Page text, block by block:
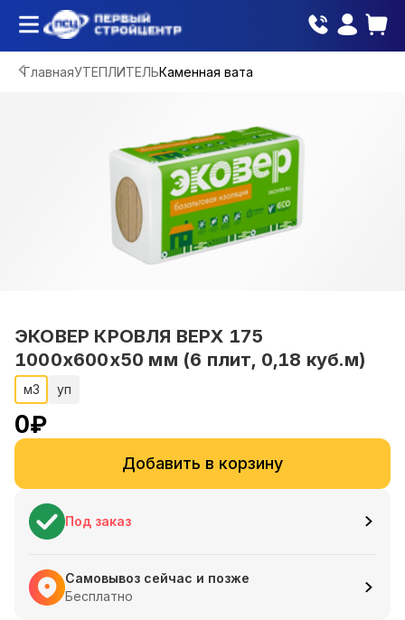
ГлавнаяУТЕПЛИТЕЛЬКаменная вата
ЭКОВЕР КРОВЛЯ ВЕРХ 175
1000х600х50 мм (6 плит, 0,18 куб.м)
м3 уп
0₽
Добавить в корзину
Под заказ
Самовывоз сейчас и позже
Бесплатно